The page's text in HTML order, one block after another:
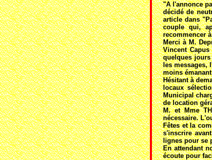
"A l'annonce
décidé de
article dans
couple qui,
recommencer
Merci à M.
Vincent
quelques
les messages,
moins
Hésitant à
locaux
Municipal
de location
M. et Mme
nécessaire.
Fêtes et la
s'inscrire
lignes pour se
En attendant
écoute pour